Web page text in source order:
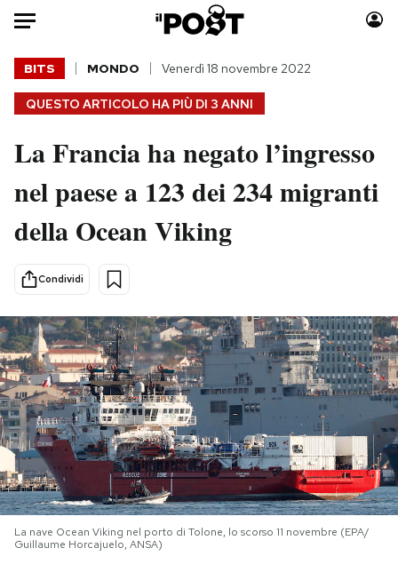
Auto
HOME
Italia
Politica
Tecnologia
Scienza
Economia
Sport
Moda
Consumismi
Storie/Idee
Ok Boomer!
Altrecose
Mondiali calcio 2026
PODCAST
NEWSLETTER
I MIEI PREFERITI
QUESTO ARTICOLO HA PIÙ DI 3 ANNI
BITS MONDO Venerdì 18 novembre 2022
La Francia ha negato l’ingresso
nel paese a 123 dei 234 migranti
della Ocean Viking
Condividi
La nave Ocean Viking nel porto di Tolone, lo scorso 11 novembre (EPA/
Guillaume Horcajuelo, ANSA)